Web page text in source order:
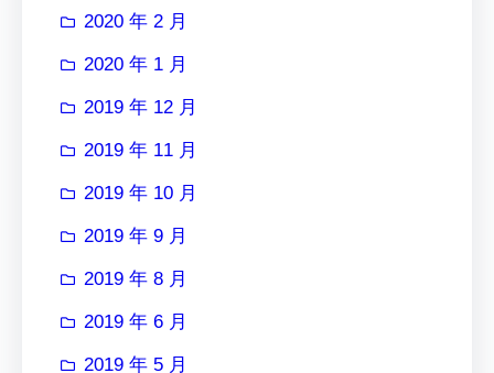
2020 年 2 月
2020 年 1 月
2019 年 12 月
2019 年 11 月
2019 年 10 月
2019 年 9 月
2019 年 8 月
2019 年 6 月
2019 年 5 月